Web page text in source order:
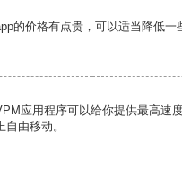
的价格有点贵，可以适当降低一
应用程序可以给你提供最高速
由移动。